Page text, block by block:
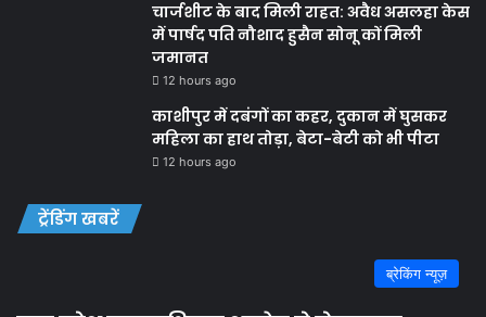
चार्जशीट के बाद मिली राहत: अवैध असलहा केस
में पार्षद पति नौशाद हुसैन सोनू कों मिली
जमानत
12 hours ago
काशीपुर में दबंगों का कहर, दुकान में घुसकर
महिला का हाथ तोड़ा, बेटा-बेटी को भी पीटा
12 hours ago
ट्रेंडिंग खबरें
ब्रेकिंग न्यूज़